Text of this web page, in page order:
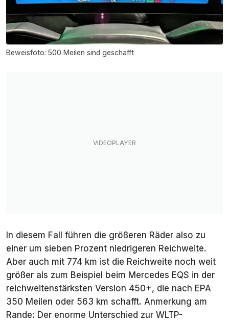
Beweisfoto: 500 Meilen sind geschafft
In diesem Fall führen die größeren Räder also zu
einer um sieben Prozent niedrigeren Reichweite.
Aber auch mit 774 km ist die Reichweite noch weit
größer als zum Beispiel beim Mercedes EQS in der
reichweitenstärksten Version 450+, die nach EPA
350 Meilen oder 563 km schafft. Anmerkung am
Rande: Der enorme Unterschied zur WLTP-